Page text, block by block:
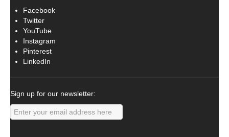
Facebook
Twitter
YouTube
Instagram
Pinterest
LinkedIn
Sign up for our newsletter: